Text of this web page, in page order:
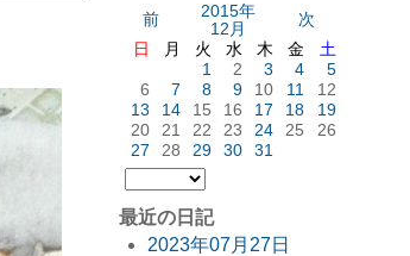
前
2015年
12月
次
日
月 火 水 木 金
土
1
2 3 4
5
6
7 8 9 10 11
12
13
14 15 16 17 18
19
20
21 22 23 24 25
26
27
28 29 30 31
最近の日記
2023年07月27日